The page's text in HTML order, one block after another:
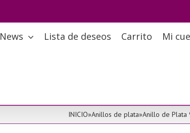
News Lista de deseos Carrito Mi
INICIO»Anillos de plata»Anillo de Plata